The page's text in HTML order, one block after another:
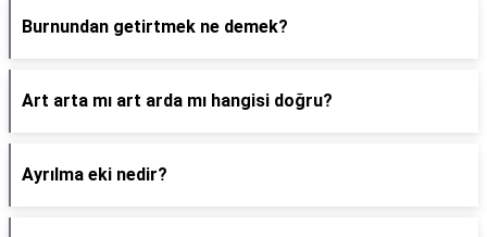
Burnundan getirtmek ne demek?
Art arta mı art arda mı hangisi doğru?
Ayrılma eki nedir?